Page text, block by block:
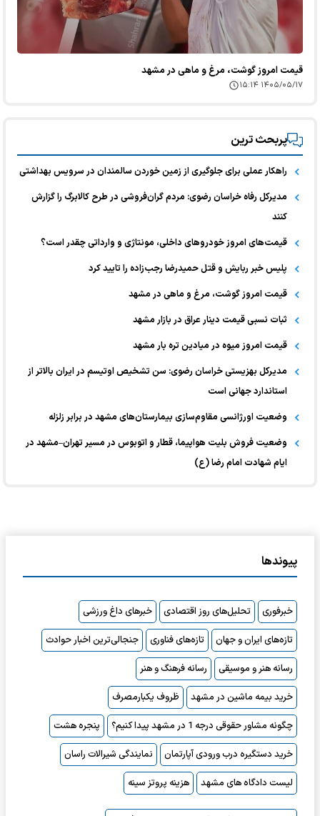
قیمت امروز گوشت، مرغ و ماهی در مشهد
۱۴۰۵/۰۵/۱۷ ۱۵:۱۴
پربحث ترین
راهکار عملی برای جلوگیری از زمین خوردن سالمندان در سرویس بهداشتی
مدیرکل رفاه خراسان رضوی: مردم گران‌فروشی در طرح کالابرگ را گزارش
کنند
قیمت‌های امروز خودرو‌های داخلی، مونتاژی و وارداتی چقدر است؟
پلیس خبر ربایش و قتل حمیدرضا رجب‌زاده را تایید کرد
قیمت امروز گوشت، مرغ و ماهی در مشهد
ثبات نسبی قیمت دینار عراق در بازار مشهد
قیمت امروز میوه در میادین تره بار مشهد
مدیرکل بهزیستی خراسان رضوی: سن تشخیص اوتیسم در ایران بالاتر از
استاندارد جهانی است
وضعیت اورژانسی مقاوم‌سازی بیمارستان‌های مشهد در برابر زلزله
وضعیت فروش بلیت هواپیما، قطار و اتوبوس در مسیر تهران–مشهد در
ایام شهادت امام رضا (ع)
پیوندها
خبرفوری تحلیل‌های روز اقتصادی
خبرهای داغ ورزشی
تازه‌های ایران و جهان
تازه‌های فناوری
جنجالی‌ترین اخبار حوادث
رسانه هنر و موسیقی
رسانه فرهنگ و هنر
خرید بیمه ماشین در مشهد
ظروف یکبارمصرف
چگونه مشاور حقوقی درجه 1 در مشهد پیدا کنیم؟
پنجره هشت
خرید دستگیره درب ورودی آپارتمان
نمایندگی شیرالات راسان
لیست دادگاه های مشهد
هزینه پروتز سینه